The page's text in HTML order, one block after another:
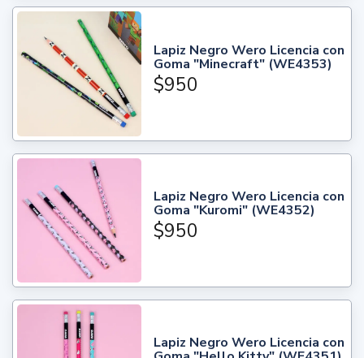
Lapiz Negro Wero Licencia con
Goma "Minecraft" (WE4353)
$950
Lapiz Negro Wero Licencia con
Goma "Kuromi" (WE4352)
$950
Lapiz Negro Wero Licencia con